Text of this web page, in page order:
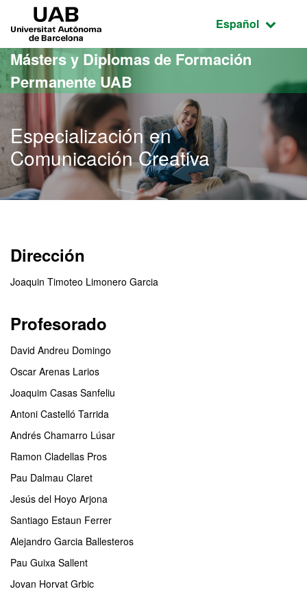
Acceso al contenido principal
Acceso a la navegación de la página
Idioma
Español
Másters y Diplomas de Formación
Permanente UAB
Especialización en
Comunicación Creativa
Dirección
Joaquin Timoteo Limonero Garcia
Profesorado
David Andreu Domingo
Oscar Arenas Larios
Joaquim Casas Sanfeliu
Antoni Castelló Tarrida
Andrés Chamarro Lúsar
Ramon Cladellas Pros
Pau Dalmau Claret
Jesús del Hoyo Arjona
Santiago Estaun Ferrer
Alejandro Garcia Ballesteros
Pau Guixa Sallent
Jovan Horvat Grbic